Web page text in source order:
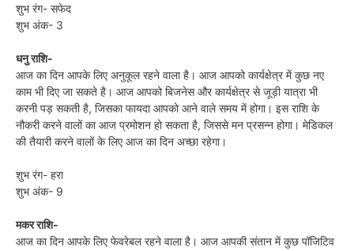
शुभ रंग- सफेद
शुभ अंक- 3
धनु राशि-
आज का दिन आपके लिए अनुकूल रहने वाला है। आज आपको कार्यक्षेत्र में कुछ नए
काम भी दिए जा सकते है। आज आपको बिजनेस और कार्यक्षेत्र से जूड़ी यात्रा भी
करनी पड़ सकती है, जिसका फायदा आपको आने वाले समय में होगा। इस राशि के
नौकरी करने वालों का आज प्रमोशन हो सकता है, जिससे मन प्रसन्न होगा। मेडिकल
की तैयारी करने वालों के लिए आज का दिन अच्छा रहेगा।
शुभ रंग- हरा
शुभ अंक- 9
मकर राशि-
आज का दिन आपके लिए फेवरेबल रहने वाला है। आज आपकी संतान में कुछ पॉजिटिव